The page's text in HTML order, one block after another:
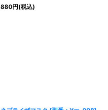
880円(税込)